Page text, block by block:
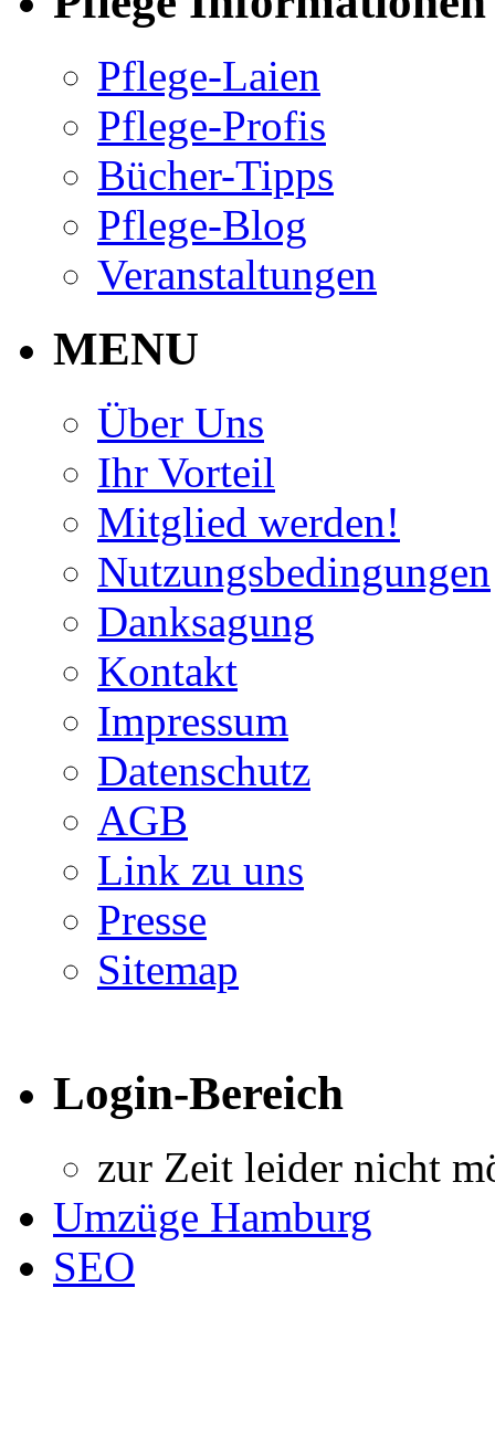
Pflege-Laien
Pflege-Profis
Bücher-Tipps
Pflege-Blog
Veranstaltungen
MENU
Über Uns
Ihr Vorteil
Mitglied werden!
Nutzungsbedingungen
Danksagung
Kontakt
Impressum
Datenschutz
AGB
Link zu uns
Presse
Sitemap
Login-Bereich
zur Zeit leider nicht
Umzüge Hamburg
SEO